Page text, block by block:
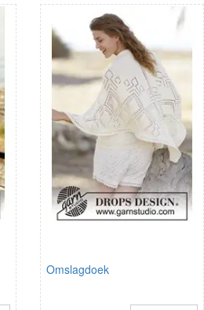
Omslagdoek